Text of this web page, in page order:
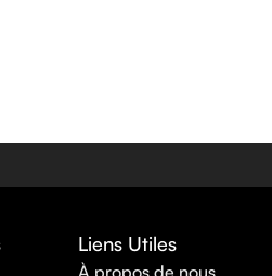
Liens Utiles